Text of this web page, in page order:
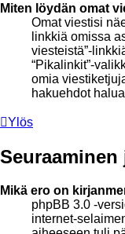
Miten löydän omat
Omat viestisi
linkkiä omissa
viesteistä”-
“Pikalinkit”-
omia
hakuehdot
Ylös
Mikä ero on
phpBB 3.0 -
internet-